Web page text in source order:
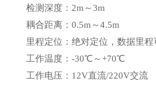
检测深度：2m～3m
耦合距离：0.5m～4.5m
里程定位：绝对定位，数据里程
工作温度：-30℃～+70℃
工作电压：12V直流/220V交流